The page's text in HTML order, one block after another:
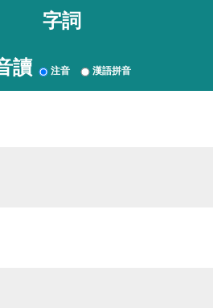
字詞
讀 注音 漢語拼音